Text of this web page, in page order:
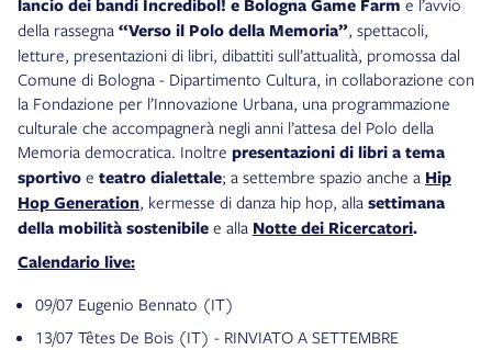
lancio dei bandi Incredibol! e Bologna Game Farm e l’avvio
della rassegna “Verso il Polo della Memoria”, spettacoli,
letture, presentazioni di libri, dibattiti sull’attualità, promossa dal
Comune di Bologna - Dipartimento Cultura, in collaborazione con
la Fondazione per l’Innovazione Urbana, una programmazione
culturale che accompagnerà negli anni l’attesa del Polo della
Memoria democratica. Inoltre presentazioni di libri a tema
sportivo e teatro dialettale; a settembre spazio anche a Hip
Hop Generation, kermesse di danza hip hop, alla settimana
della mobilità sostenibile e alla Notte dei Ricercatori.
Calendario live:
09/07 Eugenio Bennato (IT)
13/07 Têtes De Bois (IT) - RINVIATO A SETTEMBRE